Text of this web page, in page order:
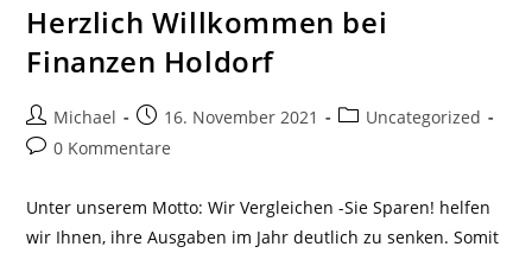
Herzlich Willkommen bei
Finanzen Holdorf
Michael 16. November 2021
Uncategorized
0 Kommentare
Unter unserem Motto: Wir Vergleichen -Sie Sparen! helfen
wir Ihnen, ihre Ausgaben im Jahr deutlich zu senken. Somit